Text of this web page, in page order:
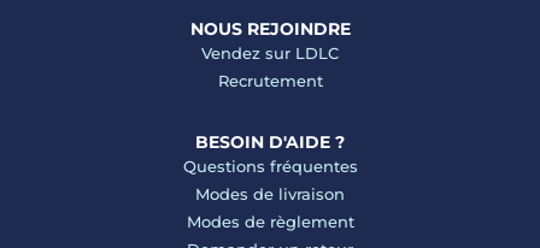
NOUS REJOINDRE
Vendez sur LDLC
Recrutement
BESOIN D'AIDE ?
Questions fréquentes
Modes de livraison
Modes de règlement